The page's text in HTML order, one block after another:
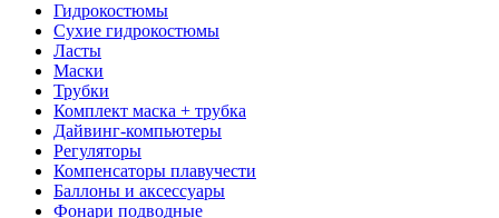
Гидрокостюмы
Сухие гидрокостюмы
Ласты
Маски
Трубки
Комплект маска + трубка
Дайвинг-компьютеры
Регуляторы
Компенсаторы плавучести
Баллоны и аксессуары
Фонари подводные